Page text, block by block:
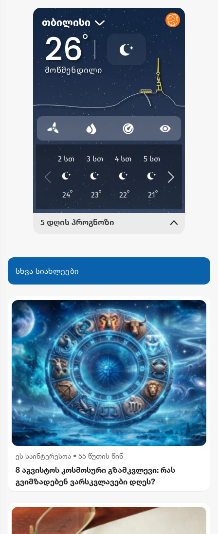
სხვა სიახლეები
ეს საინტერესოა • 55 წუთის წინ
8 აგვისტოს კოსმოსური გზამკვლევი: რას
გვიმზადებენ ვარსკვლავები დღეს?